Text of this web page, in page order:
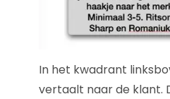
In het kwadrant
vertaalt naar de klant.